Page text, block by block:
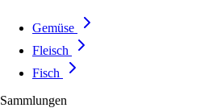
Gemüse
Fleisch
Fisch
Sammlungen